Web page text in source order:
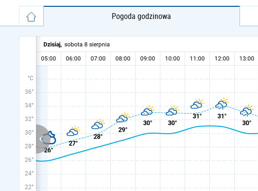
Pogoda godzinowa
°C
36°
34°
32°
30°
28°
26°
24°
22°